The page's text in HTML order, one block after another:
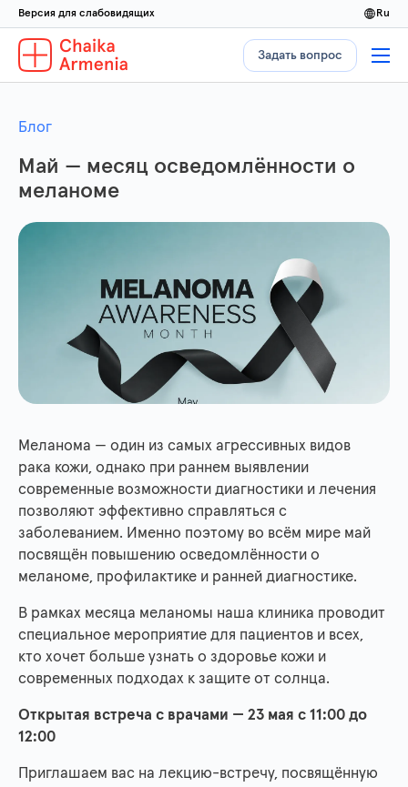
Версия для слабовидящих ru
Задать вопрос
Блог
Май — месяц осведомлённости о
меланоме
Меланома — один из самых агрессивных видов
рака кожи, однако при раннем выявлении
современные возможности диагностики и лечения
позволяют эффективно справляться с
заболеванием. Именно поэтому во всём мире май
посвящён повышению осведомлённости о
меланоме, профилактике и ранней диагностике.
В рамках месяца меланомы наша клиника проводит
специальное мероприятие для пациентов и всех,
кто хочет больше узнать о здоровье кожи и
современных подходах к защите от солнца.
Открытая встреча с врачами — 23 мая с 11:00 до
12:00
Приглашаем вас на лекцию-встречу, посвящённую